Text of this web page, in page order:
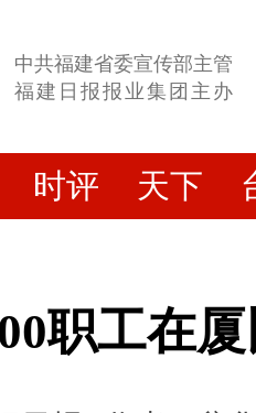
中共福建省委宣传部主管
福建日报报业集团主办
时评 天下
职工在